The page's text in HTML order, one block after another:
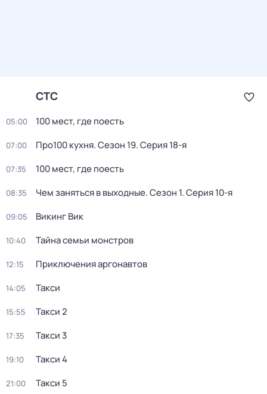
СТС
05:00 100 мест, где поесть
07:00 Про100 кухня. Сезон 19. Серия 18-я
07:35 100 мест, где поесть
08:35 Чем заняться в выходные. Сезон 1. Серия 10-я
09:05 Викинг Вик
10:40 Тайна семьи монстров
12:15 Приключения аргонавтов
14:05 Такси
15:55 Такси 2
17:35 Такси 3
19:10 Такси 4
21:00 Такси 5